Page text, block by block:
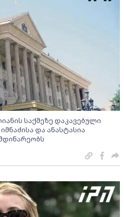
საქმეზე დაკავებული
და ანასტასია